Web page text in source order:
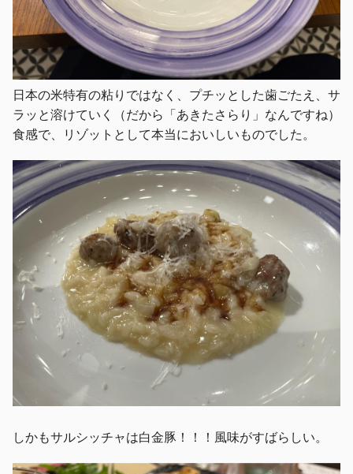
日本の米特有の粘りではなく、プチッとした歯ごたえ、サ
ラッと溶けていく（だから「あきたさらり」なんですね）
食感で、リゾットとして本当においしいものでした。
しかもサルシッチャは白金豚！！！風味がすばらしい。